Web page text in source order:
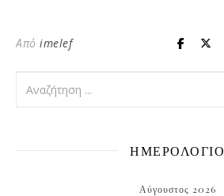
Από imelef
ΗΜΕΡΟΛΟΓΙΟ
Αύγουστος 2026